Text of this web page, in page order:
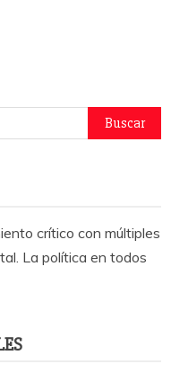
crítico con múltiples
La política en todos